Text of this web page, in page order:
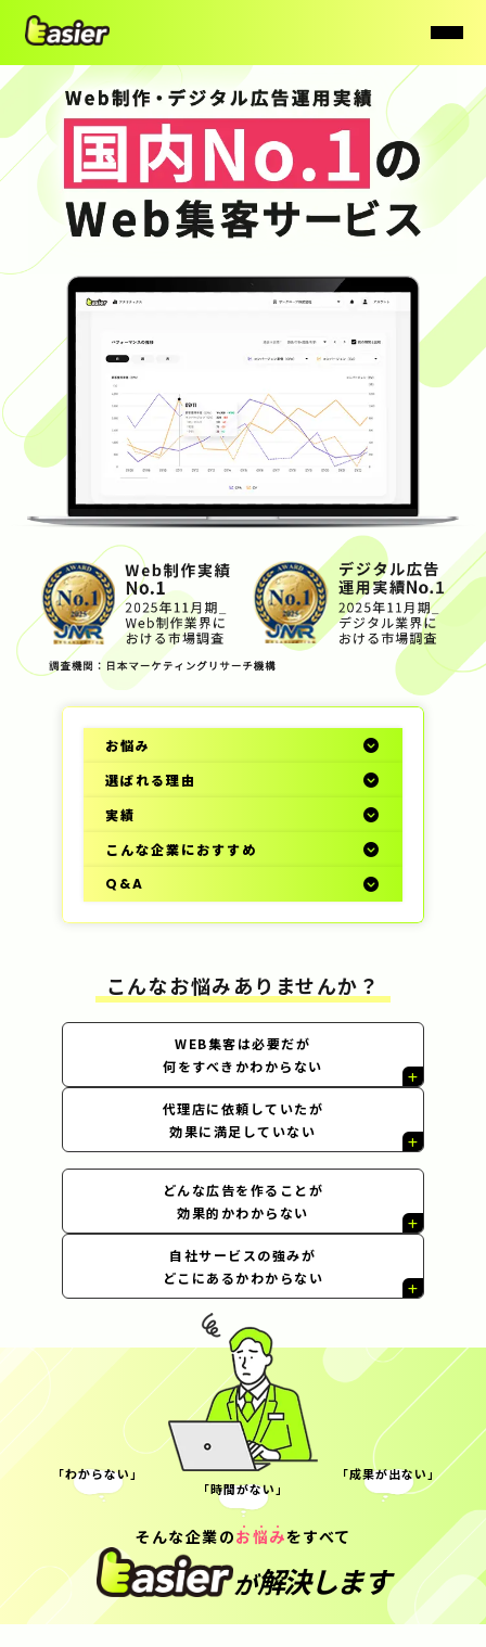
お悩み
選ばれる理由
実績
こんな企業におすすめ
Q&A
こんなお悩みありませんか？
WEB集客は必要だが
何をすべきかわからない
代理店に依頼していたが
効果に満足していない
どんな広告を作ることが
効果的かわからない
自社サービスの強みが
どこにあるかわからない
「わからない」
「時間がない」
「成果が出ない」
そんな企業のお悩みをすべて
が解決します